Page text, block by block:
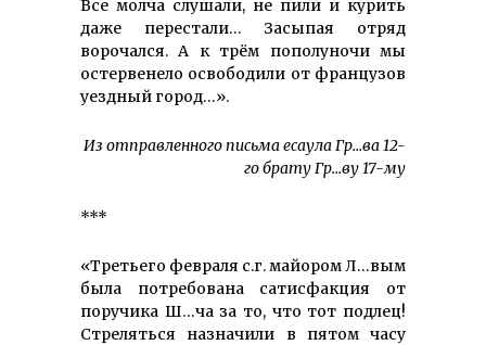
Все молча слушали, не пили и курить
даже перестали… Засыпая отряд
ворочался. А к трём пополуночи мы
остервенело освободили от французов
уездный город…».
Из отправленного письма есаула Гр…ва 12-
го брату Гр…ву 17-му
***
«Третьего февраля с.г. майором Л…вым
была потребована сатисфакция от
поручика Ш…ча за то, что тот подлец!
Стреляться назначили в пятом часу